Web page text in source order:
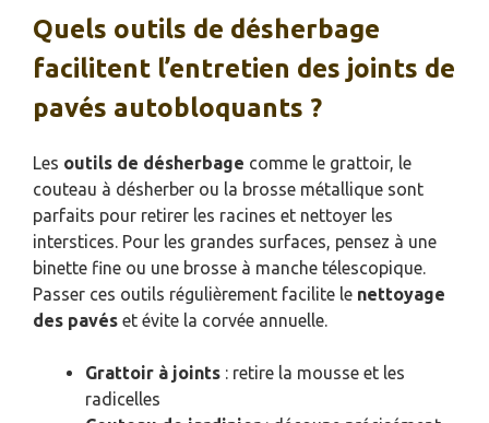
Quels outils de désherbage
facilitent l’entretien des joints de
pavés autobloquants ?
Les outils de désherbage comme le grattoir, le
couteau à désherber ou la brosse métallique sont
parfaits pour retirer les racines et nettoyer les
interstices. Pour les grandes surfaces, pensez à une
binette fine ou une brosse à manche télescopique.
Passer ces outils régulièrement facilite le nettoyage
des pavés et évite la corvée annuelle.
Grattoir à joints : retire la mousse et les
radicelles